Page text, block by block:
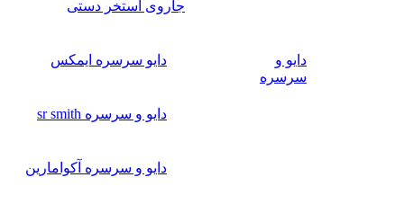
جاروی استخر دستی
دایو و
سرسره
دایو سرسره ایمکس
دایو و سرسره sr smith
دایو و سرسره آکوامارین